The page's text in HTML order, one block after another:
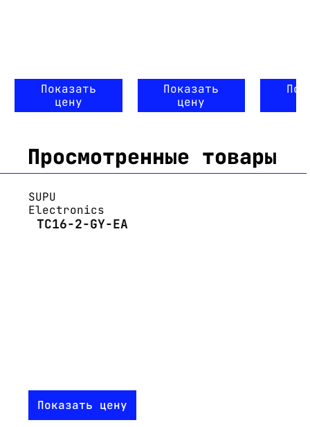
Показать
цену
Показать
цену
Просмотренные товары
SUPU
Electronics
TC16-2-GY-EA
Показать цену